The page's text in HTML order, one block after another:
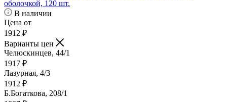
оболочкой, 120 шт.
В наличии
Цена от
1912 ₽
Варианты цен
Челюскинцев, 44/1
1917 ₽
Лазурная, 4/3
1912 ₽
Б.Богаткова, 208/1